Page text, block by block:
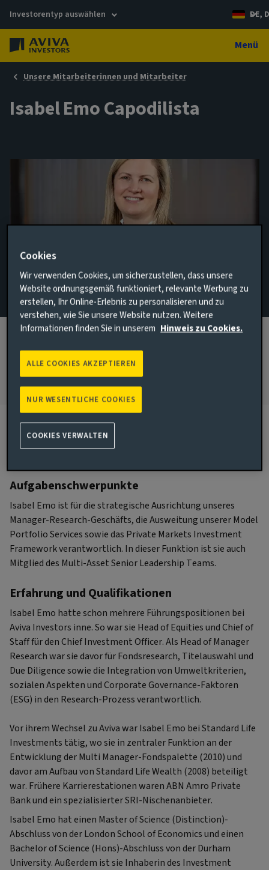
Investorentyp auswählen DE,
Menü
Unsere Mitarbeiterinnen und Mitarbeiter
Isabel Emo Capodilista
Head of Multi-Asset Platform
London, United Kingdom
BEI AVIVA INVESTORS SEIT:
2011
2002
Biographie
Aufgabenschwerpunkte
Isabel Emo ist für die strategische Ausrichtung unseres
Manager-Research-Geschäfts, die Ausweitung unserer Model
Portfolio Services sowie das Private Markets Investment
Framework verantwortlich. In dieser Funktion ist sie auch
Mitglied des Multi-Asset Senior Leadership Teams.
Erfahrung und Qualifikationen
Isabel Emo hatte schon mehrere Führungspositionen bei
Aviva Investors inne. So war sie Head of Equities und Chief of
Staff für den Chief Investment Officer. Als Head of Manager
Research war sie davor für Fondsresearch, Titelauswahl und
Due Diligence sowie die Integration von Umweltkriterien,
sozialen Aspekten und Corporate Governance-Faktoren
(ESG) in den Research-Prozess verantwortlich.
Vor ihrem Wechsel zu Aviva war Isabel Emo bei Standard Life
Investments tätig, wo sie in zentraler Funktion an der
Entwicklung der Multi Manager-Fondspalette (2010) und
davor am Aufbau von Standard Life Wealth (2008) beteiligt
war. Frühere Karrierestationen waren ABN Amro Private
Bank und ein spezialisierter SRI-Nischenanbieter.
Isabel Emo hat einen Master of Science (Distinction)-
Abschluss von der London School of Economics und einen
Bachelor of Science (Hons)-Abschluss von der Durham
University. Außerdem ist sie Inhaberin des Investment
Cookies
Wir verwenden Cookies, um sicherzustellen, dass unsere
Website ordnungsgemäß funktioniert, relevante Werbung zu
erstellen, Ihr Online-Erlebnis zu personalisieren und zu
verstehen, wie Sie unsere Website nutzen. Weitere
Informationen finden Sie in unserem Hinweis zu Cookies.
NUR WESENTLICHE COOKIES
ALLE COOKIES AKZEPTIEREN
COOKIES VERWALTEN